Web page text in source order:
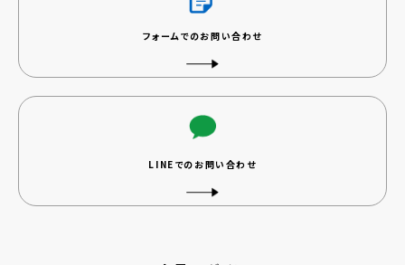
フォームでのお問い合わせ
LINEでのお問い合わせ